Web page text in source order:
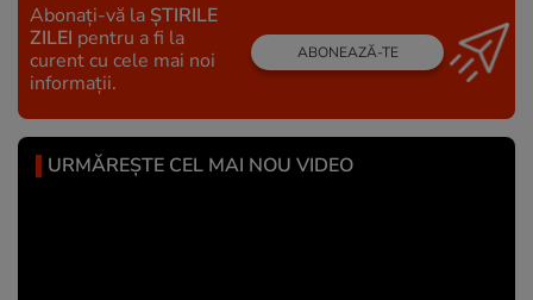
Abonați-vă la ȘTIRILE
ZILEI pentru a fi la
curent cu cele mai noi
informații.
ABONEAZĂ-TE
URMĂREȘTE CEL MAI NOU VIDEO